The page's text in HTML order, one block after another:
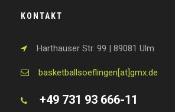
KONTAKT
Harthauser Str. 99 | 89081 Ulm
basketballsoeflingen[at]gmx.de
+49 731 93 666-11